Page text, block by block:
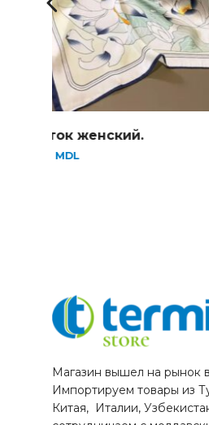
женский.
Магазин вышел на рынок
Импортируем товары из
Китая, Италии,